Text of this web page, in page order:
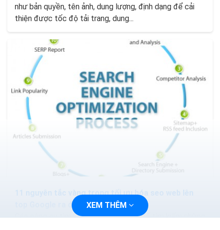
như bản quyền, tên ảnh, dung lượng, định dạng để cải
thiện được tốc độ tải trang, dung...
11 nguyên tắc vàng trong tối ưu hóa seo web lên
top Google ra đơn
Các công cụ tìm kiếm được thiết kế để tìm kiếm những
XEM THÊM